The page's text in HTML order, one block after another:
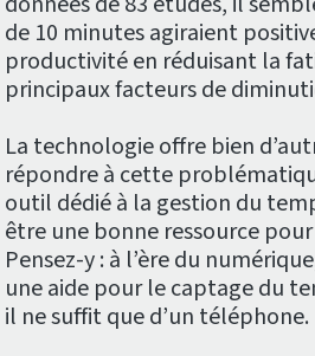
de 10 minutes agiraient
productivité en réduisant la
principaux facteurs de
La technologie offre bien
répondre à cette
outil dédié à la gestion du
être une bonne ressource
Pensez-y : à l’ère du
une aide pour le captage du
il ne suffit que d’un téléphone.